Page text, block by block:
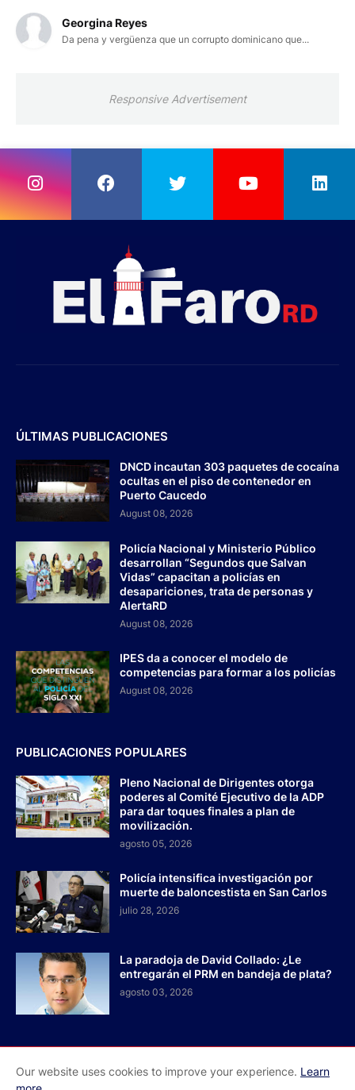
Georgina Reyes
Da pena y vergüenza que un corrupto dominicano que...
Responsive Advertisement
ÚLTIMAS PUBLICACIONES
DNCD incautan 303 paquetes de cocaína
ocultas en el piso de contenedor en
Puerto Caucedo
August 08, 2026
Policía Nacional y Ministerio Público
desarrollan “Segundos que Salvan
Vidas” capacitan a policías en
desapariciones, trata de personas y
AlertaRD
August 08, 2026
IPES da a conocer el modelo de
competencias para formar a los policías
August 08, 2026
PUBLICACIONES POPULARES
Pleno Nacional de Dirigentes otorga
poderes al Comité Ejecutivo de la ADP
para dar toques finales a plan de
movilización.
agosto 05, 2026
Policía intensifica investigación por
muerte de baloncestista en San Carlos
julio 28, 2026
La paradoja de David Collado: ¿Le
entregarán el PRM en bandeja de plata?
agosto 03, 2026
Inicio Acerca de Nosotros
Contactos
Our website uses cookies to improve your experience. Learn